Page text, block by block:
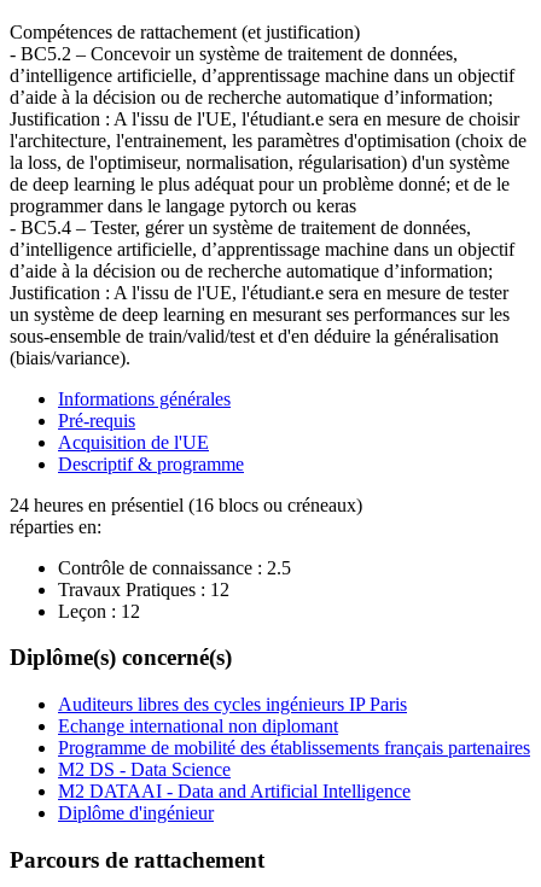
Compétences de rattachement (et justification)
- BC5.2 – Concevoir un système de traitement de données,
d’intelligence artificielle, d’apprentissage machine dans un objectif
d’aide à la décision ou de recherche automatique d’information;
Justification : A l'issu de l'UE, l'étudiant.e sera en mesure de choisir
l'architecture, l'entrainement, les paramètres d'optimisation (choix de
la loss, de l'optimiseur, normalisation, régularisation) d'un système
de deep learning le plus adéquat pour un problème donné; et de le
programmer dans le langage pytorch ou keras
- BC5.4 – Tester, gérer un système de traitement de données,
d’intelligence artificielle, d’apprentissage machine dans un objectif
d’aide à la décision ou de recherche automatique d’information;
Justification : A l'issu de l'UE, l'étudiant.e sera en mesure de tester
un système de deep learning en mesurant ses performances sur les
sous-ensemble de train/valid/test et d'en déduire la généralisation
(biais/variance).
Informations générales
Pré-requis
Acquisition de l'UE
Descriptif & programme
24 heures en présentiel (16 blocs ou créneaux)
réparties en:
Contrôle de connaissance : 2.5
Travaux Pratiques : 12
Leçon : 12
Diplôme(s) concerné(s)
Auditeurs libres des cycles ingénieurs IP Paris
Echange international non diplomant
Programme de mobilité des établissements français partenaires
M2 DS - Data Science
M2 DATAAI - Data and Artificial Intelligence
Diplôme d'ingénieur
Parcours de rattachement